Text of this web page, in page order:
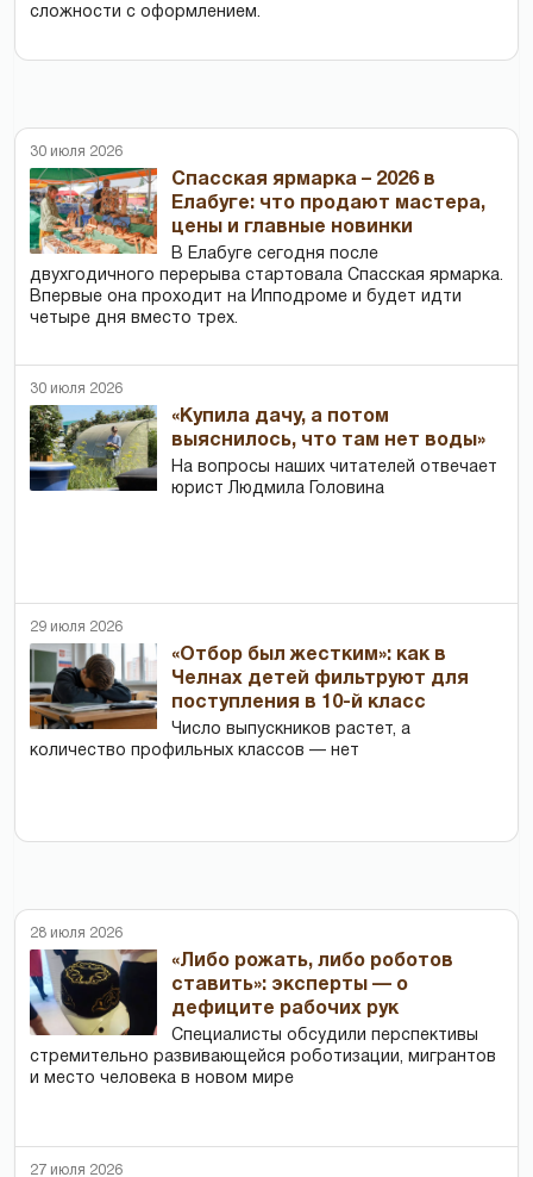
сложности с оформлением.
30 июля 2026
Спасская ярмарка – 2026 в
Елабуге: что продают мастера,
цены и главные новинки
В Елабуге сегодня после
двухгодичного перерыва стартовала Спасская ярмарка.
Впервые она проходит на Ипподроме и будет идти
четыре дня вместо трех.
30 июля 2026
«Купила дачу, а потом
выяснилось, что там нет воды»
На вопросы наших читателей отвечает
юрист Людмила Головина
29 июля 2026
«Отбор был жестким»: как в
Челнах детей фильтруют для
поступления в 10-й класс
Число выпускников растет, а
количество профильных классов — нет
28 июля 2026
«Либо рожать, либо роботов
ставить»: эксперты — о
дефиците рабочих рук
Специалисты обсудили перспективы
стремительно развивающейся роботизации, мигрантов
и место человека в новом мире
27 июля 2026